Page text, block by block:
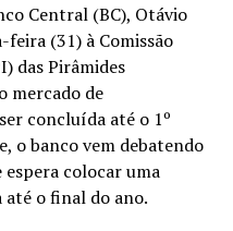
Central (BC), Otávio
(31) à Comissão
) das Pirâmides
mercado de
concluída até o 1º
o banco vem debatendo
espera colocar uma
o final do ano.